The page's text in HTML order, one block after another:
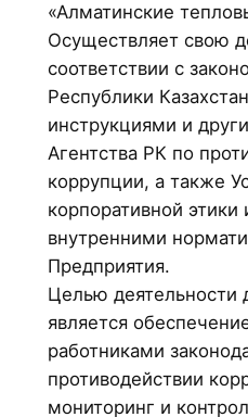
«Алматинские
Осуществляет свою
соответствии с
Республики
инструкциями и
Агентства РК по
коррупции, а также
корпоративной этики
внутренними
Предприятия.
Целью
является
работниками
противодействии
мониторинг и